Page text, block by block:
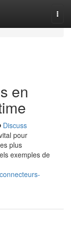
en
Discuss
pour
plus
exemples de